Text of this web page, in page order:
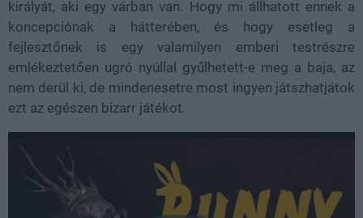
királyát, aki egy várban van. Hogy mi állhatott ennek a
koncepciónak a hátterében, és hogy esetleg a
fejlesztőnek is egy valamilyen emberi testrészre
emlékeztetően ugró nyúllal gyűlhetett-e meg a baja, az
nem derül ki, de mindenesetre most ingyen játszhatjátok
ezt az egészen bizarr játékot.